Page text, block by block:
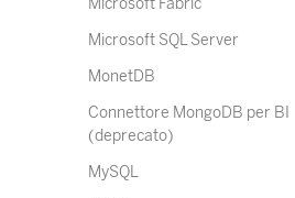
Microsoft Fabric
Microsoft SQL Server
MonetDB
Connettore MongoDB per BI
(deprecato)
MySQL